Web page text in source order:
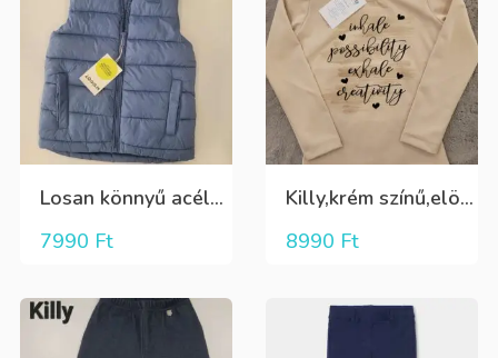
Losan könnyű acélkék színű átmeneti mellény
7990 Ft
Killy,krém színű,elöl arany-fekete mintás,belül bolyhos lány hosszú ujjú póló
8990 Ft